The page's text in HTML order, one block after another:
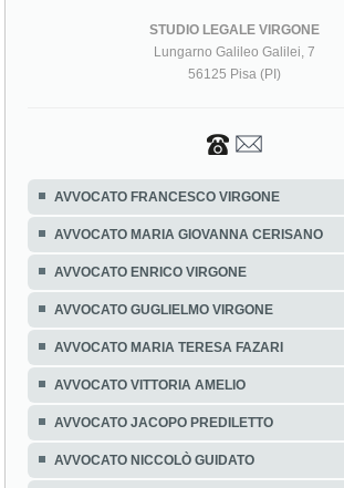
STUDIO LEGALE VIRGONE
Lungarno Galileo Galilei, 7
56125 Pisa (PI)
AVVOCATO FRANCESCO VIRGONE
AVVOCATO MARIA GIOVANNA CERISANO
AVVOCATO ENRICO VIRGONE
AVVOCATO GUGLIELMO VIRGONE
AVVOCATO MARIA TERESA FAZARI
AVVOCATO VITTORIA AMELIO
AVVOCATO JACOPO PREDILETTO
AVVOCATO NICCOLÒ GUIDATO